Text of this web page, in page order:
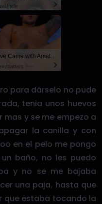
Live Cams with Amateur Men
para dárselo no pude
tenia unos huevos
y se me empezo a
la canilla y con
en el pelo me pongo
baño, no les puedo
y no se me bajaba
una paja, hasta que
que estaba tocando la